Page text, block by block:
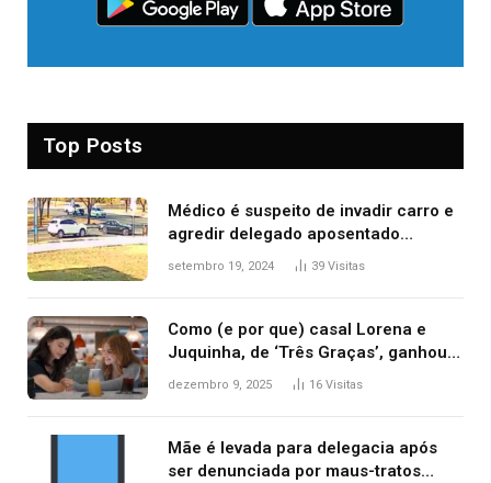
Top Posts
Médico é suspeito de invadir carro e
agredir delegado aposentado
durante confusão no trânsito
setembro 19, 2024 39 Visitas
Como (e por que) casal Lorena e
Juquinha, de ‘Três Graças’, ganhou
repercussão internacional
dezembro 9, 2025 16 Visitas
Mãe é levada para delegacia após
ser denunciada por maus-tratos